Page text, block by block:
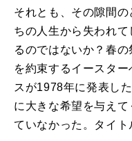
それとも、その隙間
ちの人生から失われ
るのではないか？春
を約束するイースタ
スが1978年に発表し
に大きな希望を与え
ていなかった。タイト